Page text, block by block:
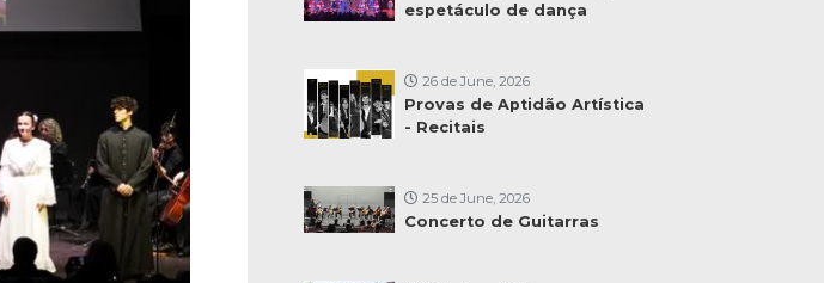
espetáculo de dança
26 de June, 2026
Provas de Aptidão Artística
- Recitais
25 de June, 2026
Concerto de Guitarras